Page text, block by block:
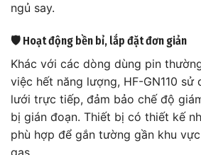
ngủ say.
🛡️ Hoạt động bền bỉ, lắp đặt đơn giản
Khác với các dòng dùng pin
việc hết năng lượng, HF-GN110 sử
lưới trực tiếp, đảm bảo chế độ
bị gián đoạn. Thiết bị có thiết kế
phù hợp để gắn tường gần khu